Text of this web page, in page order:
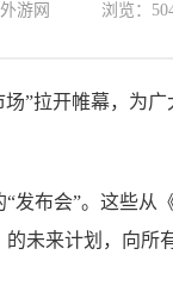
游网 浏览：
”拉开帷幕，为
发布会”。这些从
未来计划，向所